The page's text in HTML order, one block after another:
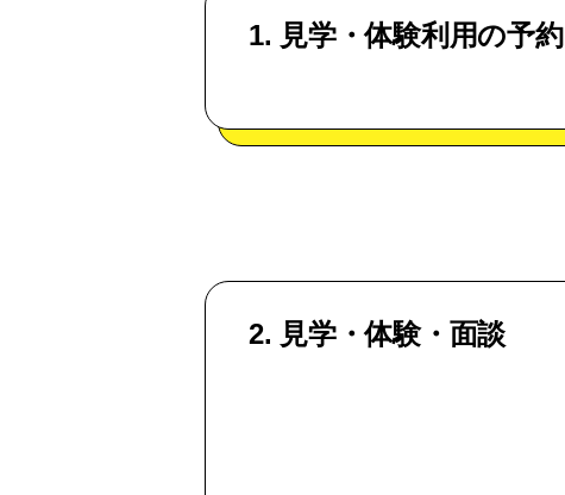
1. 見学・体験利用の予約
2. 見学・体験・面談